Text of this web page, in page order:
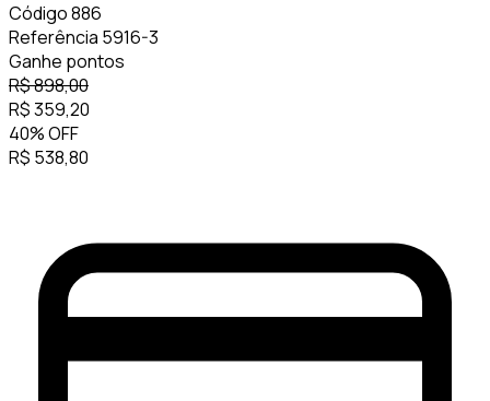
Código886
Referência 5916-3
Ganhe pontos
R$898,00
R$359,20
40%OFF
R$ 538,80